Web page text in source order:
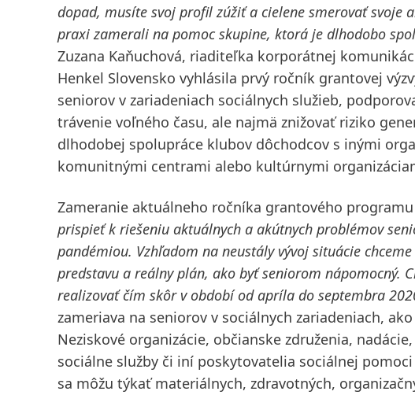
dopad, musíte svoj profil zúžiť a cielene smerovať
praxi zamerali na pomoc skupine, ktorá je dlhodobo
Zuzana Kaňuchová, riaditeľka korporátnej
Henkel Slovensko vyhlásila prvý ročník grantovej
seniorov v zariadeniach sociálnych služieb,
trávenie voľného času, ale najmä znižovať riziko
dlhodobej spolupráce klubov dôchodcov s inými
komunitnými centrami alebo kultúrnymi
Zameranie aktuálneho ročníka grantového
prispieť k riešeniu aktuálnych a akútnych problémov
pandémiou. Vzhľadom na neustály vývoj situácie
predstavu a reálny plán, ako byť seniorom nápomocný.
realizovať čím skôr v období od apríla do septembra
zameriava na seniorov v sociálnych zariadeniach,
Neziskové organizácie, občianske združenia,
sociálne služby či iní poskytovatelia sociálnej
sa môžu týkať materiálnych, zdravotných,